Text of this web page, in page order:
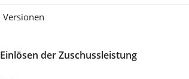
Versionen
Einlösen der Zuschussleistung